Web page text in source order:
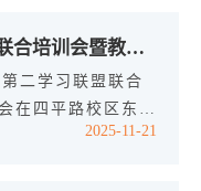
同济大学分党校第二学习联盟联合培训会暨教职工政治理论联学大会举行
二学习联盟联合
在四平路校区东区
院、物理科学与工
2025-11-21